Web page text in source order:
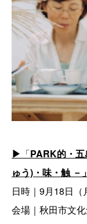
▶︎ 「PARK的・
ゅう)・味・触 －」
日時｜9月18日（
会場｜秋田市文